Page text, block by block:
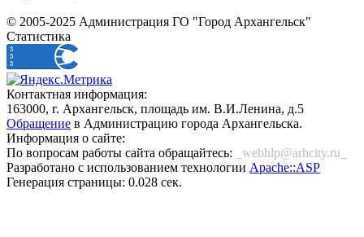
© 2005-2025 Администрация ГО "Город Архангельск"
Статистика
Контактная информация:
163000, г. Архангельск, площадь им. В.И.Ленина, д.5
Обращение в Администрацию города Архангельска.
Информация о сайте:
По вопросам работы сайта обращайтесь:
_webhlp@arhcity.ru_
Разработано с использованием технологии Apache::ASP
Генерация страницы: 0.028 сек.